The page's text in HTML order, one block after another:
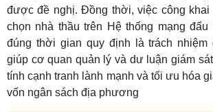
được đề nghị. Đồng thời, việc công khai
chọn nhà thầu trên Hệ thống mạng
đúng thời gian quy định là trách nhiệm
giúp cơ quan quản lý và dư luận giám
tính cạnh tranh lành mạnh và tối ưu hóa
vốn ngân sách địa phương